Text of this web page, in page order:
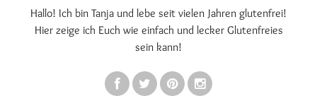
Hallo! Ich bin Tanja und lebe seit vielen Jahren glutenfrei!
Hier zeige ich Euch wie einfach und lecker Glutenfreies
sein kann!